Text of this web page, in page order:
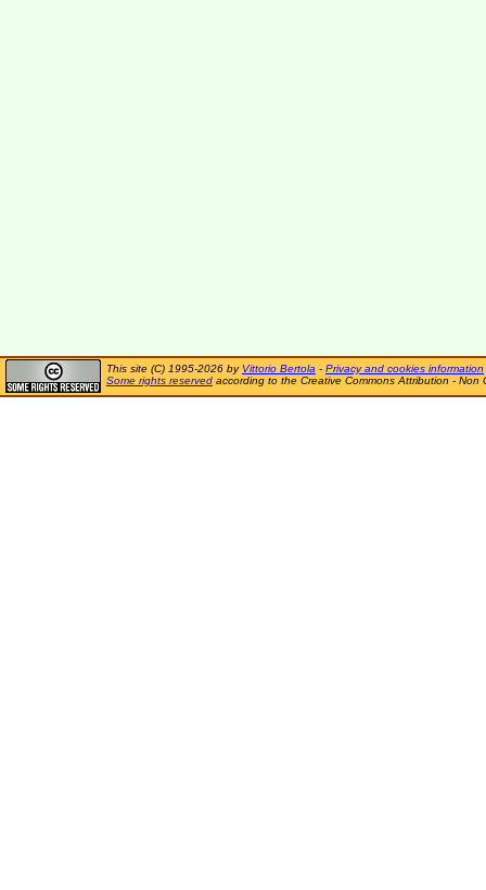
This site (C) 1995-2026 by Vittorio Bertola - Privacy and cookies information
Some rights reserved according to the Creative Commons Attribution - Non